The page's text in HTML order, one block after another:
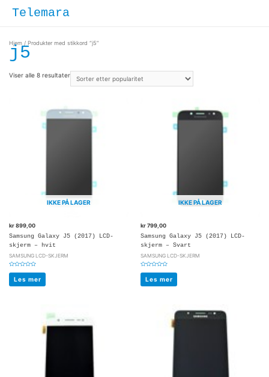
Telemara
Hjem / Produkter med stikkord “j5”
j5
Viser alle 8 resultater
IKKE PÅ LAGER
kr899,00
Samsung Galaxy J5 (2017) LCD-
skjerm – hvit
SAMSUNG LCD-SKJERM
av
5
Les mer
IKKE PÅ LAGER
kr799,00
Samsung Galaxy J5 (2017) LCD-
skjerm – Svart
SAMSUNG LCD-SKJERM
av
5
Les mer